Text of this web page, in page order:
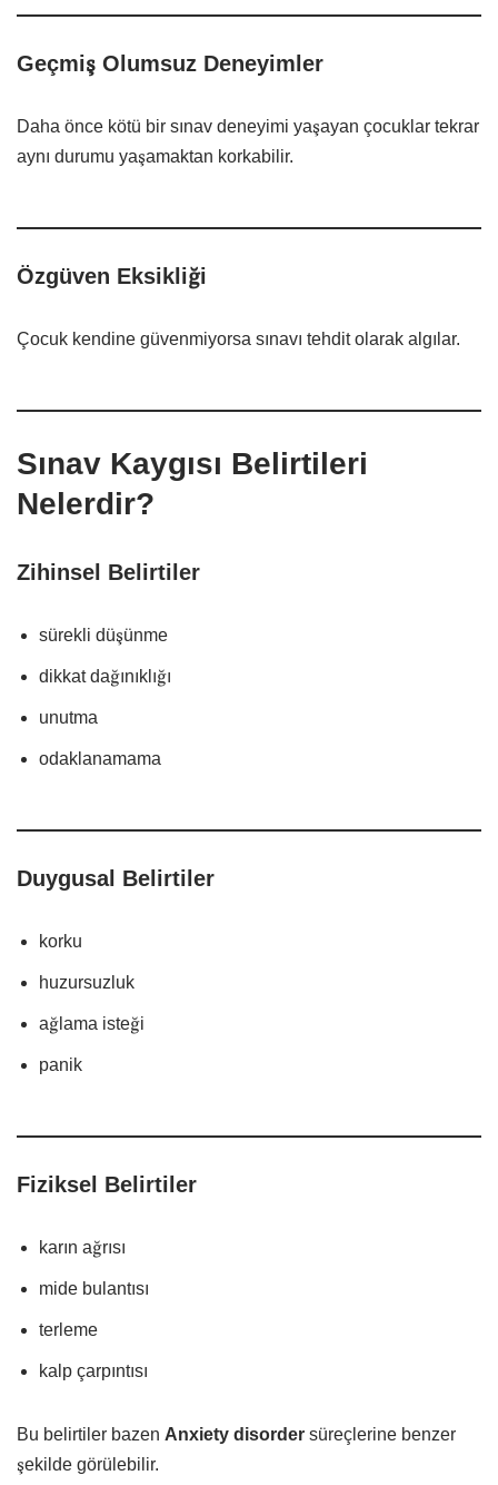
Geçmiş Olumsuz Deneyimler
Daha önce kötü bir sınav deneyimi yaşayan çocuklar tekrar
aynı durumu yaşamaktan korkabilir.
Özgüven Eksikliği
Çocuk kendine güvenmiyorsa sınavı tehdit olarak algılar.
Sınav Kaygısı Belirtileri
Nelerdir?
Zihinsel Belirtiler
sürekli düşünme
dikkat dağınıklığı
unutma
odaklanamama
Duygusal Belirtiler
korku
huzursuzluk
ağlama isteği
panik
Fiziksel Belirtiler
karın ağrısı
mide bulantısı
terleme
kalp çarpıntısı
Bu belirtiler bazen Anxiety disorder süreçlerine benzer
şekilde görülebilir.